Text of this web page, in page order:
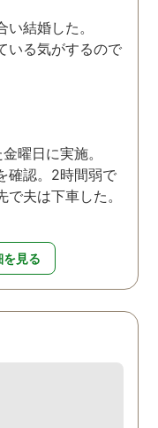
結婚した。
いる気がするので
曜日に実施。
確認。2時間弱で
夫は下車した。
を見る